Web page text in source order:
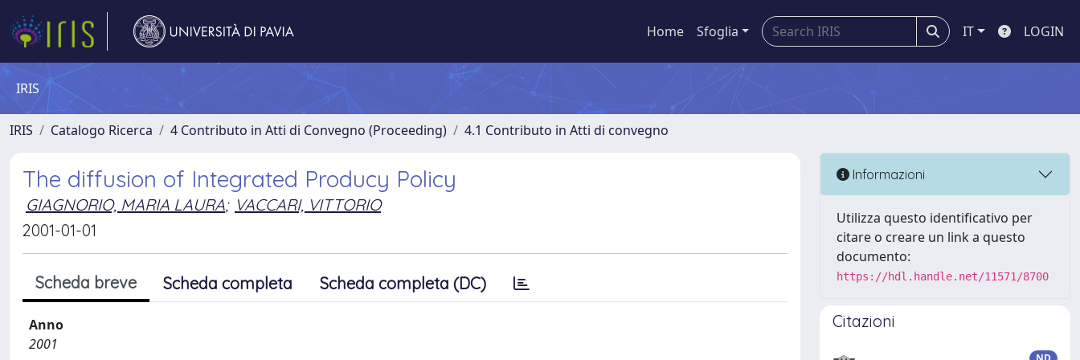
Home Sfoglia IT LOGIN
IRIS
IRIS Catalogo Ricerca 4 Contributo in Atti di Convegno (Proceeding) 4.1 Contributo in Atti di convegno
The diffusion of Integrated Producy Policy
GIAGNORIO, MARIA LAURA; VACCARI, VITTORIO
2001-01-01
Scheda breve Scheda completa Scheda completa (DC)
Anno
2001
Informazioni
Utilizza questo identificativo per
citare o creare un link a questo
documento:
https://hdl.handle.net/11571/8700
Citazioni